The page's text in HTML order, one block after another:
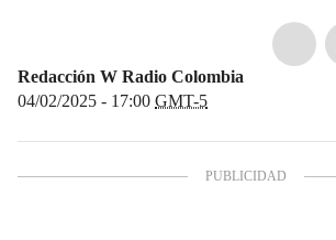
Redacción W Radio Colombia
04/02/2025 - 17:00 GMT-5